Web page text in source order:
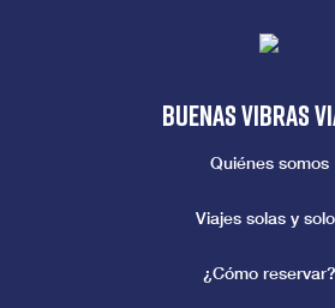
Buenas vibras
Quiénes somos
Viajes solas y
¿Cómo reservar?